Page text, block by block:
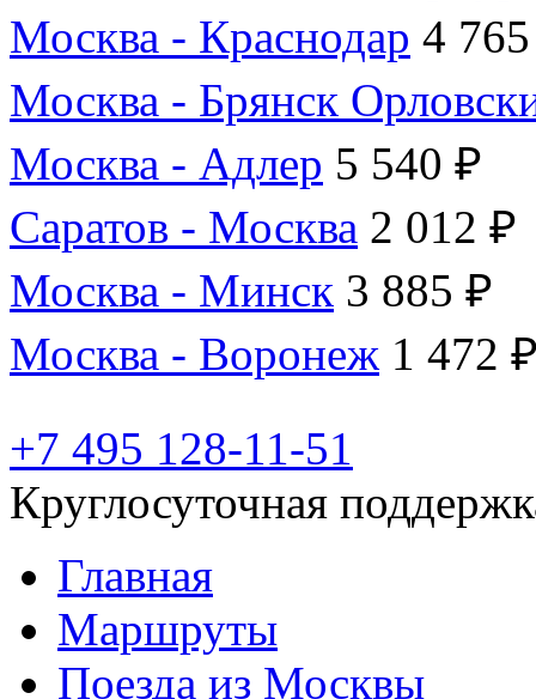
Москва - Краснодар 4
Москва - Брянск
Москва - Адлер 5 540 ₽
Саратов - Москва 2 012 ₽
Москва - Минск 3 885 ₽
Москва - Воронеж 1 472
+7 495 128-11-51
Круглосуточная
Главная
Маршруты
Поезда из Москвы